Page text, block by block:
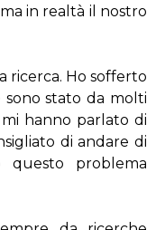
in realtà il nostro
ricerca. Ho sofferto
stato da molti
hanno parlato di
di andare di
problema